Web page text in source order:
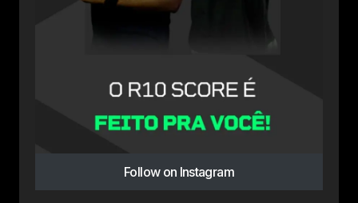
Follow on Instagram